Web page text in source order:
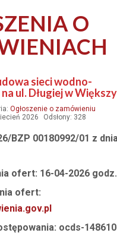
O
sieci wodno-
ul. Długiej w
Ogłoszenie o zamówieniu
2026
Odsłony: 328
BZP 00180992/01 z
ofert: 16-04-2026
ofert:
ocds-